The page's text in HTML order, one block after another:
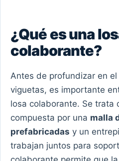
¿Qué es una
colaborante?
Antes de profundizar en
viguetas, es importante
losa colaborante. Se trata
compuesta por una malla
prefabricadas y un
trabajan juntos para